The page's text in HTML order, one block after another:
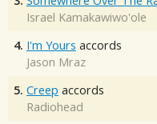
Israel Kamakawiwo'ole
4. I'm Yours accords
Jason Mraz
5. Creep accords
Radiohead